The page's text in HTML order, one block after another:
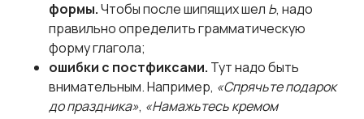
формы.Чтобы после шипящих шел Ь, надо
правильно определить грамматическую
форму глагола;
ошибки с постфиксами. Тут надо быть
внимательным. Например, «Спрячьте подарок
до праздника», «Намажьтесь кремом